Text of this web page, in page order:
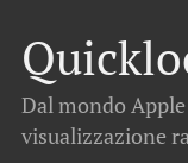
Dal mondo
visualizzazione